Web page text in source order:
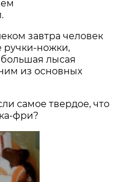
завтра человек
ручки-ножки,
лысая
из основных
самое твердое, что
фри?